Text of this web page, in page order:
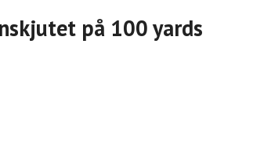
på 100 yards